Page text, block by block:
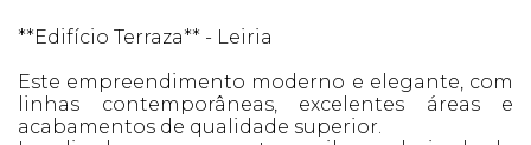
**Edifício Terraza** - Leiria
Este empreendimento moderno e elegante, com
linhas contemporâneas, excelentes áreas e
acabamentos de qualidade superior.